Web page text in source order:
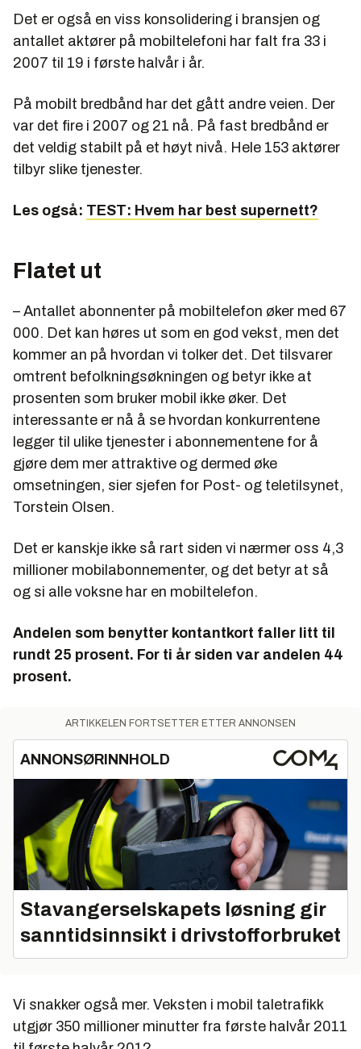
Det er også en viss konsolidering i bransjen og
antallet aktører på mobiltelefoni har falt fra 33 i
2007 til 19 i første halvår i år.
På mobilt bredbånd har det gått andre veien. Der
var det fire i 2007 og 21 nå. På fast bredbånd er
det veldig stabilt på et høyt nivå. Hele 153 aktører
tilbyr slike tjenester.
Les også: TEST: Hvem har best supernett?
Flatet ut
– Antallet abonnenter på mobiltelefon øker med 67
000. Det kan høres ut som en god vekst, men det
kommer an på hvordan vi tolker det. Det tilsvarer
omtrent befolkningsøkningen og betyr ikke at
prosenten som bruker mobil ikke øker. Det
interessante er nå å se hvordan konkurrentene
legger til ulike tjenester i abonnementene for å
gjøre dem mer attraktive og dermed øke
omsetningen, sier sjefen for Post- og teletilsynet,
Torstein Olsen.
Det er kanskje ikke så rart siden vi nærmer oss 4,3
millioner mobilabonnementer, og det betyr at så
og si alle voksne har en mobiltelefon.
Andelen som benytter kontantkort faller litt til
rundt 25 prosent. For ti år siden var andelen 44
prosent.
ARTIKKELEN FORTSETTER ETTER ANNONSEN
ANNONSØRINNHOLD
Stavangerselskapets løsning gir
sanntidsinnsikt i drivstofforbruket
Vi snakker også mer. Veksten i mobil taletrafikk
utgjør 350 millioner minutter fra første halvår 2011